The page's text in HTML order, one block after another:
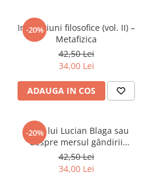
-20%
Instituțiuni filosofice (vol. II) –
Metafizica
42,50 Lei
34,00 Lei
ADAUGA IN COS
-20%
Lirica lui Lucian Blaga sau
despre mersul gândirii
producătoare
42,50 Lei
34,00 Lei